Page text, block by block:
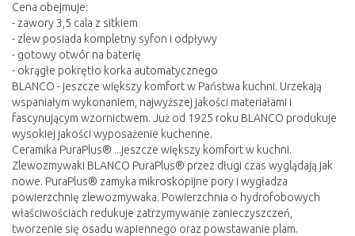
Cena obejmuje:
- zawory 3,5 cala z sitkiem
- zlew posiada kompletny syfon i odpływy
- gotowy otwór na baterię
- okrągłe pokrętło korka automatycznego
BLANCO - jeszcze większy komfort w Państwa kuchni. Urzekają
wspaniałym wykonaniem, najwyższej jakości materiałami i
fascynującym wzornictwem. Już od 1925 roku BLANCO produkuje
wysokiej jakości wyposażenie kuchenne.
Ceramika PuraPlus® ...jeszcze większy komfort w kuchni.
Zlewozmywaki BLANCO PuraPlus® przez długi czas wyglądają jak
nowe. PuraPlus® zamyka mikroskopijne pory i wygładza
powierzchnię zlewozmywaka. Powierzchnia o hydrofobowych
właściwościach redukuje zatrzymywanie zanieczyszczeń,
tworzenie się osadu wapiennego oraz powstawanie plam.